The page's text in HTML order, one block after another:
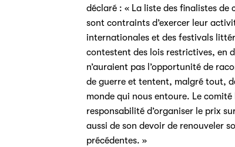
déclaré : « La liste des finalistes de
sont contraints d’exercer leur
internationales et des festivals
contestent des lois restrictives, en
n’auraient pas l’opportunité de
de guerre et tentent, malgré tout,
monde qui nous entoure. Le
responsabilité d’organiser le prix
aussi de son devoir de renouveler
précédentes. »